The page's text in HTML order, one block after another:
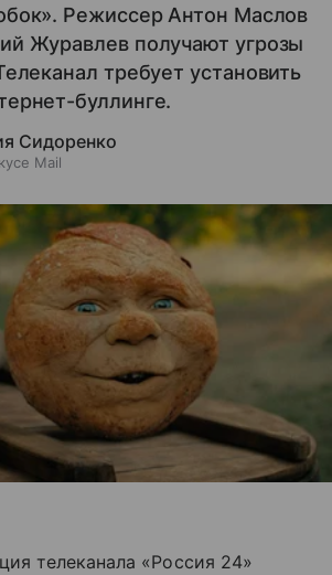
Режиссер Антон Маслов
Журавлев получают угрозы
требует установить
буллинге.
Сидоренко
Mail
телеканала «Россия 24»